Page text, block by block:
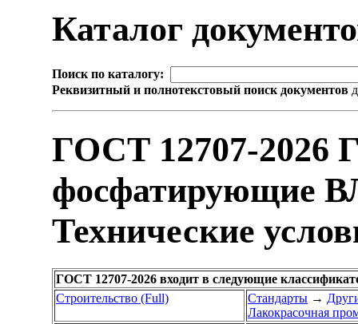
Каталог
Поиск по каталогу:
Реквизитный и полнотекстовый поиск документов
ГОСТ 12707-2026
фосфатирующие
Технические
ГОСТ 12707-2026 входит в следующие
Строительство (Full)
Стандарты →
Лакокрасочная